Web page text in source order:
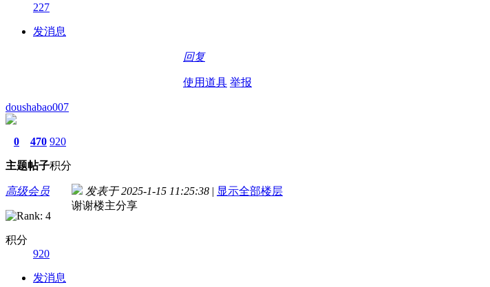
227
发消息
回复
使用道具 举报
doushabao007
0
主题
470
帖子
920
积分
高级会员
积分
920
发消息
发表于 2025-1-15 11:25:38 | 显示全部楼层
谢谢楼主分享